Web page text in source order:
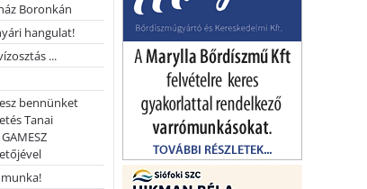
Boronkán
hangulat!
...
bennünket
Tanai